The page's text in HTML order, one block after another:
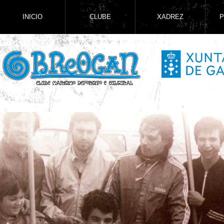
INICIO CLUBE XADREZ